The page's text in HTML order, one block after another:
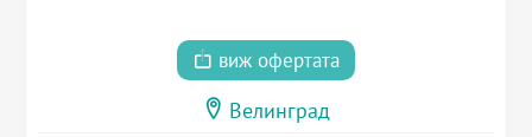
виж офертата
Велинград